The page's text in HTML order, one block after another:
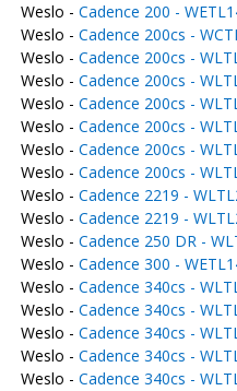
Weslo - Cadence 200 -
Weslo - Cadence 200cs -
Weslo - Cadence 200cs -
Weslo - Cadence 200cs -
Weslo - Cadence 200cs -
Weslo - Cadence 200cs -
Weslo - Cadence 200cs -
Weslo - Cadence 200cs -
Weslo - Cadence 2219 -
Weslo - Cadence 2219 -
Weslo - Cadence 250 DR -
Weslo - Cadence 300 -
Weslo - Cadence 340cs -
Weslo - Cadence 340cs -
Weslo - Cadence 340cs -
Weslo - Cadence 340cs -
Weslo - Cadence 340cs -